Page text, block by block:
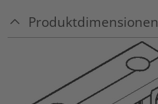
Produktdimensionen